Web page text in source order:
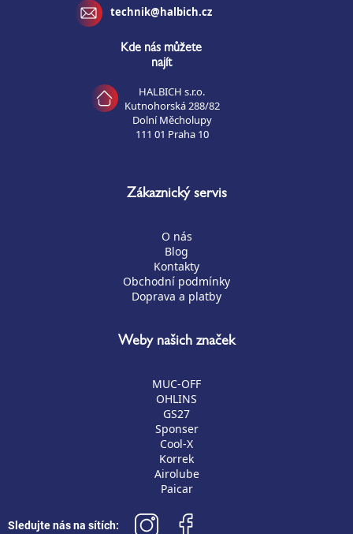
technik@halbich.cz
Kde nás můžete
najít
HALBICH s.r.o.
Kutnohorská 288/82
Dolní Měcholupy
111 01 Praha 10
Zákaznický servis
O nás
Blog
Kontakty
Obchodní podmínky
Doprava a platby
Weby našich značek
MUC-OFF
OHLINS
GS27
Sponser
Cool-X
Korrek
Airolube
Paicar
Sledujte nás na sítích: